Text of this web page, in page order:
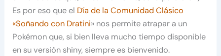
Es por eso que el Día de la Comunidad Clásico
«Soñando con Dratini» nos permite atrapar a un
Pokémon que, si bien lleva mucho tiempo disponible
en su versión shiny, siempre es bienvenido.